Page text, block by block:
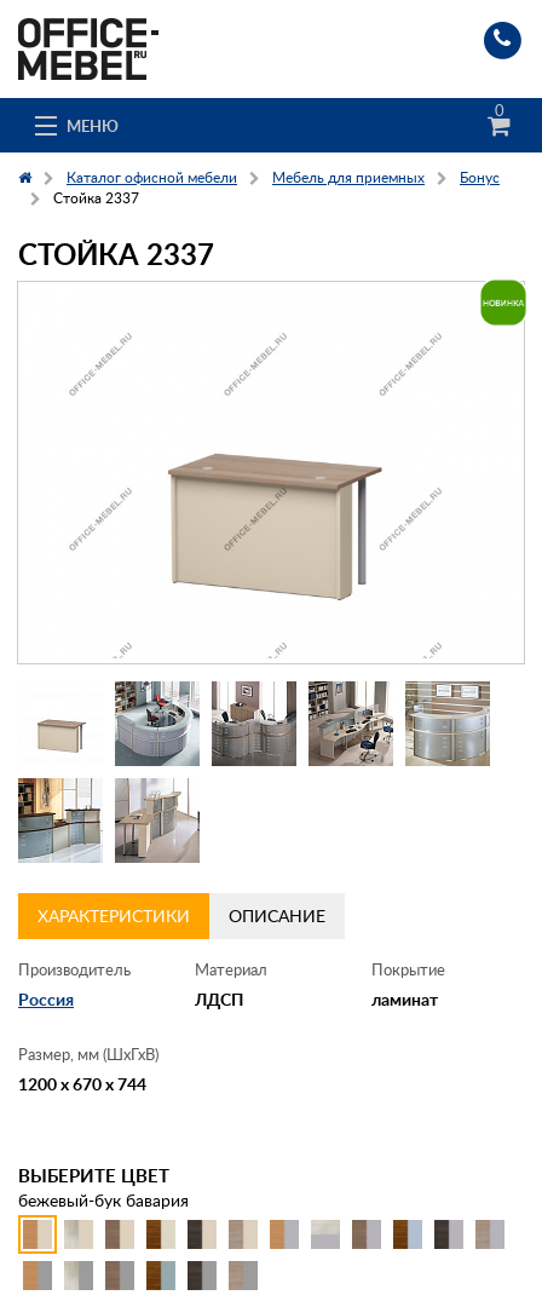
МЕНЮ
0
Каталог
Доставка и сборка
Заказ каталога
Каталог офисной мебели Мебель для приемных
Бонус
Стойка 2337
СТОЙКА 2337
ХАРАКТЕРИСТИКИ ОПИСАНИЕ
Производитель
Россия
Материал
ЛДСП
Покрытие
ламинат
Размер, мм (ШхГхВ)
1200 x 670 x 744
ВЫБЕРИТЕ ЦВЕТ
бежевый-бук бавария